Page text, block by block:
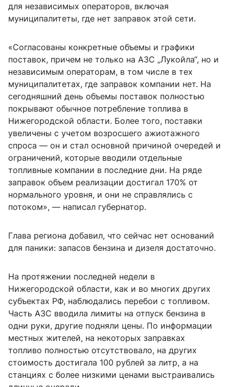
для независимых операторов, включая
муниципалитеты, где нет заправок этой сети.
«Согласованы конкретные объемы и графики
поставок, причем не только на АЗС „Лукойла“, но и
независимым операторам, в том числе в тех
муниципалитетах, где заправок компании нет. На
сегодняшний день объемы поставок полностью
покрывают обычное потребление топлива в
Нижегородской области. Более того, поставки
увеличены с учетом возросшего ажиотажного
спроса — он и стал основной причиной очередей и
ограничений, которые вводили отдельные
топливные компании в последние дни. На ряде
заправок объем реализации достигал 170% от
нормального уровня, и они не справлялись с
потоком», — написал губернатор.
Глава региона добавил, что сейчас нет оснований
для паники: запасов бензина и дизеля достаточно.
На протяжении последней недели в
Нижегородской области, как и во многих других
субъектах РФ, наблюдались перебои с топливом.
Часть АЗС вводила лимиты на отпуск бензина в
одни руки, другие подняли цены. По информации
местных жителей, на некоторых заправках
топливо полностью отсутствовало, на других
стоимость достигала 100 рублей за литр, а на
станциях с более низкими ценами выстраивались